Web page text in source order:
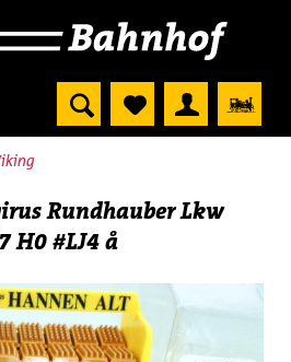
Rundhauber Lkw
H0 #LJ4 å